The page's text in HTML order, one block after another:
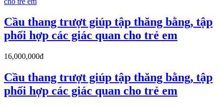
Cầu thang trượt giúp tập thăng bằng, tập
phối hợp các giác quan cho trẻ em
16,000,000đ
Cầu thang trượt giúp tập thăng bằng, tập
phối hợp các giác quan cho trẻ em